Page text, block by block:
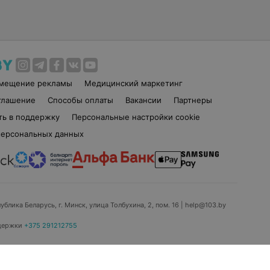
рекламы
Медицинский маркетинг
Способы оплаты Вакансии
Партнеры
в поддержку
Персональные настройки cookie
данных
Беларусь, г. Минск, улица Толбухина, 2, пом. 16 | help@103.by
+375 291212755